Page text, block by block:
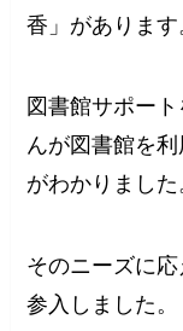
香」があります
図書館サポー
んが図書館を
がわかりました
そのニーズに
参入しました。